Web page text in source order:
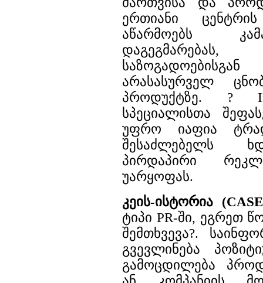
ერთიანი
აწარმოებს
არასასურველ
პროდუქტზე. ?
სპეციალისთა
უფრო იაფია
შესაძლებელს
პირდაპირი
უარყოფას.
კეის-ისტორია
ტიპი PR-ში, ეგრეთ
შემთხვევა?.
გვევლინება
გამოცდილება